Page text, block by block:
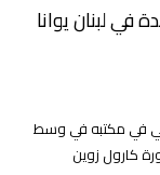
في لبنان يوانا